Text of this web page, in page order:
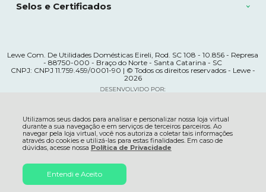
Utilizamos seus dados para analisar e personalizar nossa loja virtual
durante a sua navegação e em serviços de terceiros parceiros. Ao
navegar pela loja virtual, você nos autoriza a coletar tais informações
através do cookies e utilizá-las para estas finalidades. Em caso de
dúvidas, acesse nossa Política de Privacidade
Entendi e Aceito
Selos e Certificados
Lewe Com. De Utilidades Domésticas Eireli, Rod. SC 108 - 10.856 - Represa
- 88750-000 - Braço do Norte - Santa Catarina - SC
CNPJ: CNPJ 11.759.459/0001-90 | © Todos os direitos reservados - Lewe -
2026
R$ 144,39
à vista no boleto ou pix 5% OFF